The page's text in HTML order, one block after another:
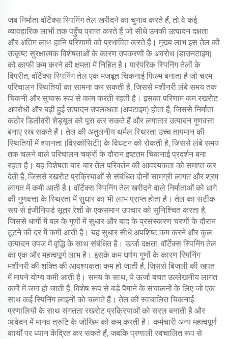
जब निर्माता वॉर्टेक्स स्पिनिंग तेल खरीदने का चुनाव करते हैं, तो वे कई
व्यावहारिक लाभों तक पहुँच प्राप्त करते हैं जो सीधे उनकी उत्पादन दक्षता
और अंतिम लाभ-हानि परिणामों को प्रभावित करते हैं। मुख्य लाभ इस तेल की
उत्कृष्ट सुरक्षात्मक विशेषताओं के कारण उपकरणों के अवरोध (डाउनटाइम)
को काफी कम करने की क्षमता में निहित है। पारंपरिक स्पिनिंग तेलों के
विपरीत, वॉर्टेक्स स्पिनिंग तेल एक मजबूत चिकनाई फिल्म बनाता है जो चरम
परिचालन स्थितियों का सामना कर सकती है, जिससे मशीनरी लंबे समय तक
चिकनी और सुचारू रूप से काम करती रहती है। इसका परिणाम कम रखरोट
अवरोधों और बढ़ी हुई उत्पादन उपलब्धता (अपटाइम) होता है, जिससे निर्माता
कठोर डिलीवरी शेड्यूल को पूरा कर सकते हैं और लगातार उत्पादन गुणवत्ता
बनाए रख सकते हैं। तेल की अतुलनीय थर्मल स्थिरता उच्च तापमान की
स्थितियों में श्यानता (विस्कॉसिटी) के विघटन को रोकती है, जिससे लंबे समय
तक चलने वाले परिचालन चक्रों के दौरान इष्टतम चिकनाई प्रदर्शन बना
रहता है। यह विशेषता बार-बार तेल परिवर्तन की आवश्यकता को समाप्त कर
देती है, जिससे रखरोट प्रक्रियाओं से संबंधित दोनों सामग्री लागत और श्रम
लागत में कमी आती है। वॉर्टेक्स स्पिनिंग तेल खरीदने वाले निर्माताओं को धागे
की गुणवत्ता के स्थिरता में सुधार का भी लाभ प्राप्त होता है। तेल का सटीक
रूप से इंजीनियर्ड सूत्र रेशों के एकसमान उपचार को सुनिश्चित करता है,
जिससे धागों में बल के गुणों में सुधार और बाद के प्रसंस्करण चरणों के दौरान
टूटने की दर में कमी आती है। यह सुधार सीधे अपशिष्ट कम करने और कुल
उत्पादन उपज में वृद्धि के साथ संबंधित है। ऊर्जा दक्षता, वॉर्टेक्स स्पिनिंग तेल
का एक और महत्वपूर्ण लाभ है। इसके कम घर्षण गुणों के कारण स्पिनिंग
मशीनरी की शक्ति की आवश्यकता कम हो जाती है, जिससे बिजली की खपत
में मापने योग्य कमी आती है। समय के साथ, ये ऊर्जा बचत उल्लेखनीय लागत
कमी में जमा हो जाती है, विशेष रूप से बड़े पैमाने के संचालनों के लिए जो एक
साथ कई स्पिनिंग लाइनों को चलाते हैं। तेल की स्वचालित चिकनाई
प्रणालियों के साथ संगतता रखरोट प्रक्रियाओं को सरल बनाती है और
आवेदन में मानव त्रुटि के जोखिम को कम करती है। कर्मचारी अन्य महत्वपूर्ण
कार्यों पर ध्यान केंद्रित कर सकते हैं, जबकि प्रणाली स्वचालित रूप से